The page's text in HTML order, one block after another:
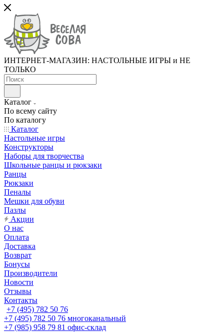
ИНТЕРНЕТ-МАГАЗИН: НАСТОЛЬНЫЕ ИГРЫ и НЕ
ТОЛЬКО
Каталог
По всему сайту
По каталогу
Каталог
Настольные игры
Конструкторы
Наборы для творчества
Школьные ранцы и рюкзаки
Ранцы
Рюкзаки
Пеналы
Мешки для обуви
Пазлы
Акции
О нас
Оплата
Доставка
Возврат
Бонусы
Производители
Новости
Отзывы
Контакты
+7 (495) 782 50 76
+7 (495) 782 50 76 многоканальный
+7 (985) 958 79 81 офис-склад